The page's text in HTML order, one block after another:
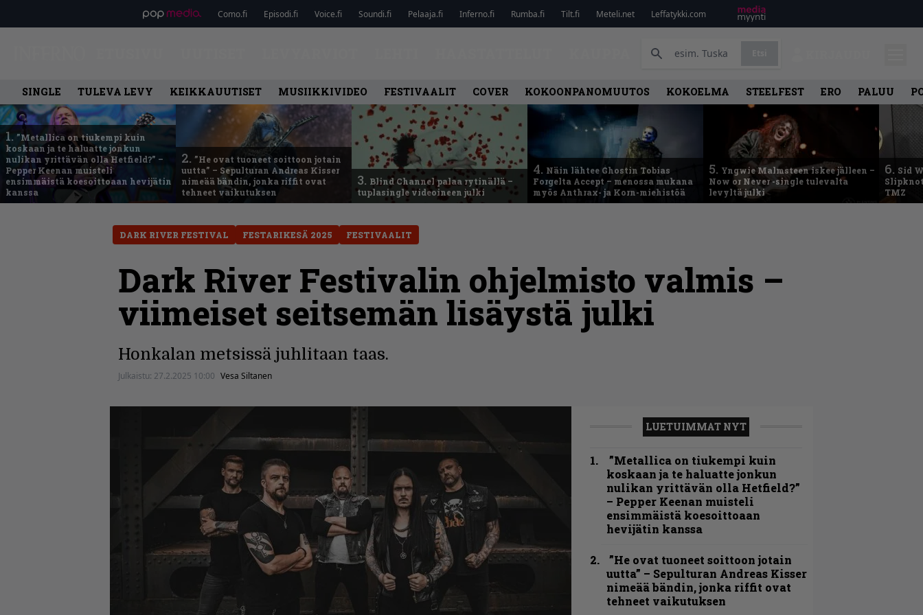
Como.fi Episodi.fi Voice.fi Soundi.fi Pelaaja.fi Inferno.fi Rumba.fi Tilt.fi Meteli.net Leffatykki.com
SINGLE TULEVA LEVY KEIKKAUUTISET MUSIIKKIVIDEO FESTIVAALIT COVER KOKOONPANOMUUTOS KOKOELMA STEELFEST ERO PALUU
1. ”Metallica on tiukempi kuin
koskaan ja te haluatte jonkun
nulikan yrittävän olla Hetfield?” –
Pepper Keenan muisteli
ensimmäistä koesoittoaan hevijätin
kanssa
2. ”He ovat tuoneet soittoon jotain
uutta” – Sepulturan Andreas Kisser
nimeää bändin, jonka riffit ovat
tehneet vaikutuksen
3. Blind Channel palaa rytinällä –
tuplasingle videoineen julki
4. Näin lähtee Ghostin Tobias
Forgelta Accept – menossa mukana
myös Anthrax- ja Korn-miehistöä
5. Yngwie Malmsteen iskee jälleen –
Now or Never -single tulevalta
levyltä julki
6. Sid
TMZ
DARK RIVER FESTIVAL FESTARIKESÄ 2025 FESTIVAALIT
Dark River Festivalin ohjelmisto valmis –
viimeiset seitsemän lisäystä julki
Honkalan metsissä juhlitaan taas.
Julkaistu: 27.2.2025 10:00 Vesa Siltanen
LUETUIMMAT NYT
”Metallica on tiukempi kuin
koskaan ja te haluatte jonkun
nulikan yrittävän olla Hetfield?”
– Pepper Keenan muisteli
ensimmäistä koesoittoaan
hevijätin kanssa
”He ovat tuoneet soittoon jotain
uutta” – Sepulturan Andreas Kisser
nimeää bändin, jonka riffit ovat
tehneet vaikutuksen